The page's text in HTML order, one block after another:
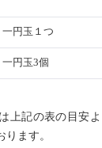
一円玉１つ
一円玉3個
上記の表の目安
ます。